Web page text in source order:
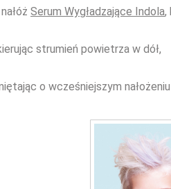
Serum Wygładzające Indola,
strumień powietrza w dół,
o wcześniejszym